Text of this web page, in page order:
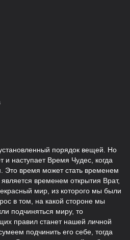
порядок вещей. Но
и наступает Время Чудес, когда
Это время может стать временем
временем открытия Врат,
мир, из которого мы были
в том, на какой стороне мы
подчиняться миру, то
правил станет нашей личной
подчинить его себе, тогда